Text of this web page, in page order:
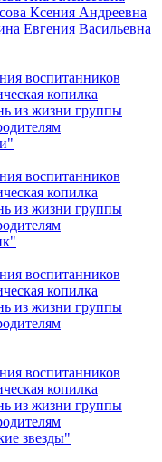
Ксения Андреевна
Евгения Васильевна
воспитанников
копилка
из жизни группы
воспитанников
копилка
из жизни группы
воспитанников
копилка
из жизни группы
воспитанников
копилка
из жизни группы
звезды"